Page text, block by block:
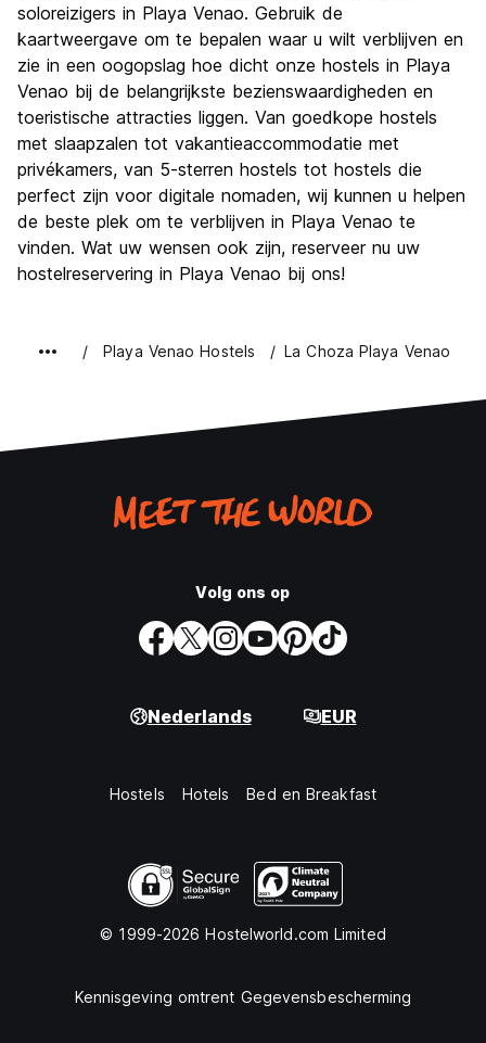
soloreizigers in Playa Venao. Gebruik de
kaartweergave om te bepalen waar u wilt verblijven en
zie in een oogopslag hoe dicht onze hostels in Playa
Venao bij de belangrijkste bezienswaardigheden en
toeristische attracties liggen. Van goedkope hostels
met slaapzalen tot vakantieaccommodatie met
privékamers, van 5-sterren hostels tot hostels die
perfect zijn voor digitale nomaden, wij kunnen u helpen
de beste plek om te verblijven in Playa Venao te
vinden. Wat uw wensen ook zijn, reserveer nu uw
hostelreservering in Playa Venao bij ons!
Playa Venao Hostels La Choza Playa Venao
Volg ons op
Nederlands EUR
Hostels Hotels Bed en Breakfast
© 1999-2026 Hostelworld.com Limited
Kennisgeving omtrent Gegevensbescherming